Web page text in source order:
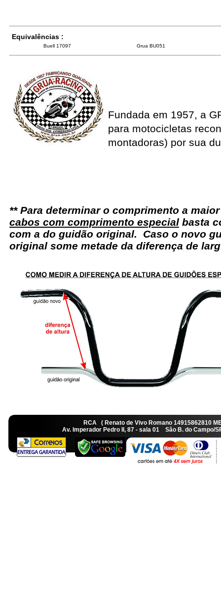
Equivalências :
Buell 17097 Grua BU051
Fundada em 1957, a
para motocicletas
montadoras) por sua
** Para determinar o comprimento a
cabos com comprimento especial basta
com a do guidão original. Caso o novo
original some metade da diferença de
RCA ( Renato de Vivo Romano
Av. Imperador Pedro II, 87 - sala 01 São B. do